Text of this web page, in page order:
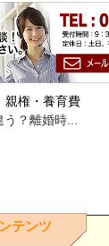
親権・養育費
？離婚時...
テンツ